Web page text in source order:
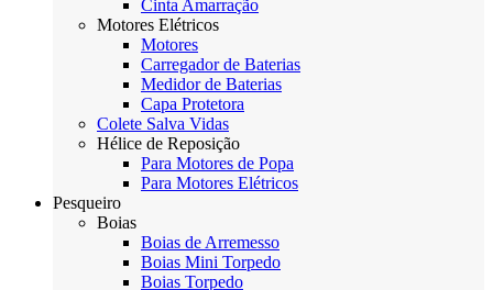
Cinta Amarração
Motores Elétricos
Motores
Carregador de Baterias
Medidor de Baterias
Capa Protetora
Colete Salva Vidas
Hélice de Reposição
Para Motores de Popa
Para Motores Elétricos
Pesqueiro
Boias
Boias de Arremesso
Boias Mini Torpedo
Boias Torpedo